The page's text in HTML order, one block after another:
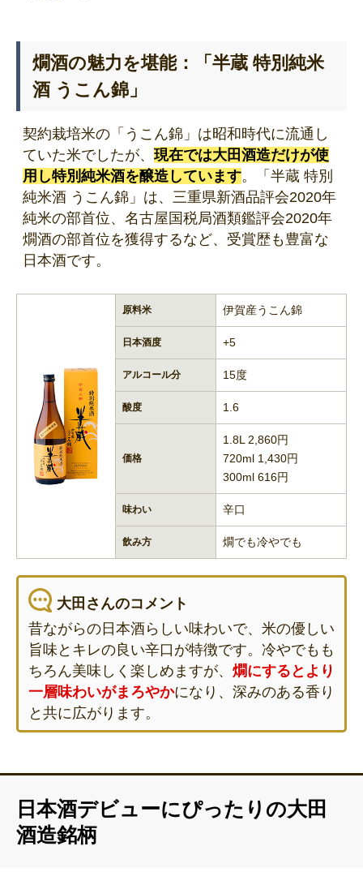
燗酒の魅力を堪能：「半蔵 特別純米
酒 うこん錦」
契約栽培米の「うこん錦」は昭和時代に流通し
ていた米でしたが、 現在では大田酒造だけが使
用し特別純米酒を醸造しています。「半蔵 特別
純米酒 うこん錦」は、三重県新酒品評会2020年
純米の部首位、名古屋国税局酒類鑑評会2020年
燗酒の部首位を獲得するなど、受賞歴も豊富な
日本酒です。
原料米 伊賀産うこん錦
日本酒度 +5
アルコール分 15度
酸度 1.6
価格
1.8L 2,860円
720ml 1,430円
300ml 616円
味わい 辛口
飲み方 燗でも冷やでも
大田さんのコメント
昔ながらの日本酒らしい味わいで、米の優しい
旨味とキレの良い辛口が特徴です。冷やでもも
ちろん美味しく楽しめますが、 燗にするとより
一層味わいがまろやかになり、深みのある香り
と共に広がります。
日本酒デビューにぴったりの大田
酒造銘柄